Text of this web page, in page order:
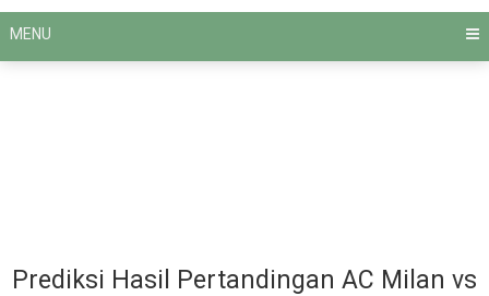
MENU
Prediksi Hasil Pertandingan AC Milan vs